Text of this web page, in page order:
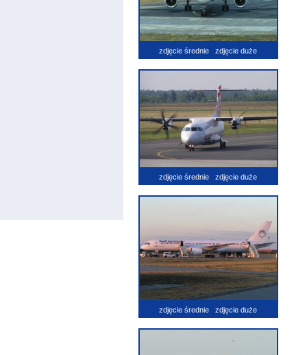
zdjęcie średnie zdjęcie duże
zdjęcie średnie zdjęcie duże
zdjęcie średnie zdjęcie duże